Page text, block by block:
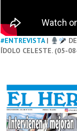
#ENTREVISTA|
ÍDOLO CELESTE. (05-